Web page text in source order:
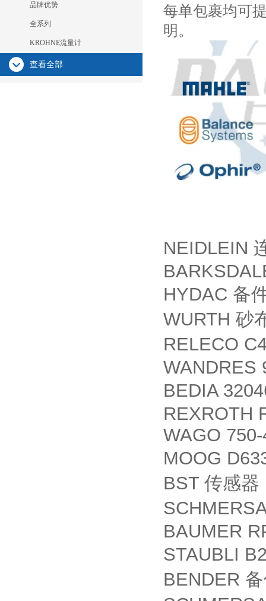
品牌优势
全系列
KROHNE流量计
查看全部
每单包裹均可
明。
NEIDLEIN
HYDAC 备
WURTH 砂
RELECO
WANDRES
BEDIA
REXROTH
WAGO
MOOG
BST 传感器
BAUMER
STAUBLI
BENDER